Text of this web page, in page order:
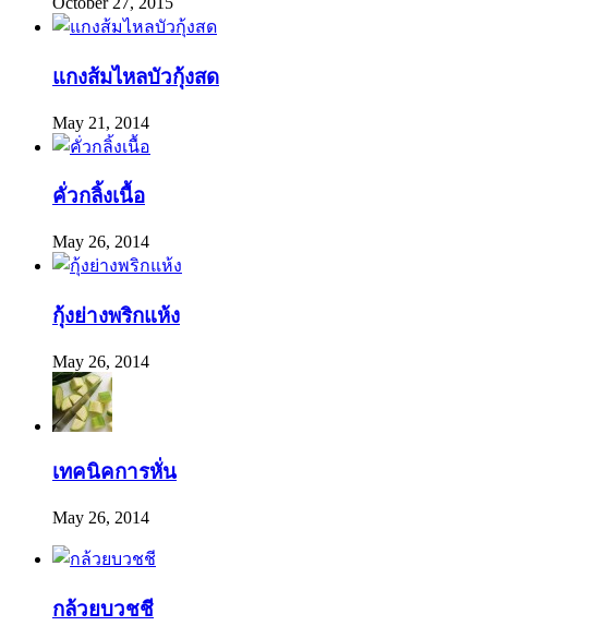
แกงส้มไหลบัวกุ้งสด
May 21, 2014
คั่วกลิ้งเนื้อ
May 26, 2014
กุ้งย่างพริกแห้ง
May 26, 2014
เทคนิคการหั่น
May 26, 2014
กล้วยบวชชี